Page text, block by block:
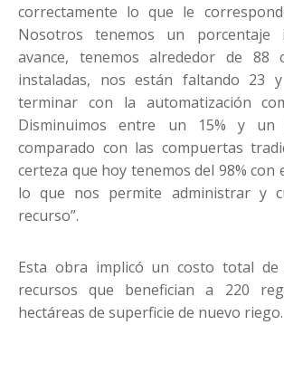
correctamente lo que le
Nosotros tenemos un porcentaje
avance, tenemos alrededor de 88
instaladas, nos están faltando 23
terminar con la automatización
Disminuimos entre un 15% y
comparado con las compuertas
certeza que hoy tenemos del 98% con
lo que nos permite administrar y
recurso”.
Esta obra implicó un costo total de
recursos que benefician a 220
hectáreas de superficie de nuevo riego.